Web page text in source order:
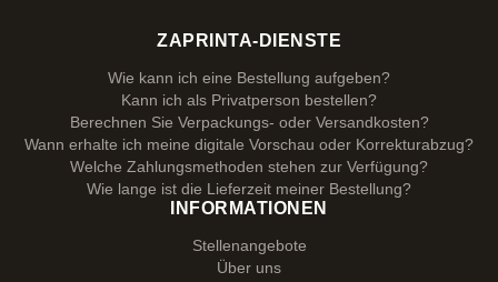
ZAPRINTA-DIENSTE
Wie kann ich eine Bestellung aufgeben?
Kann ich als Privatperson bestellen?
Berechnen Sie Verpackungs- oder Versandkosten?
Wann erhalte ich meine digitale Vorschau oder Korrekturabzug?
Welche Zahlungsmethoden stehen zur Verfügung?
Wie lange ist die Lieferzeit meiner Bestellung?
INFORMATIONEN
Stellenangebote
Über uns